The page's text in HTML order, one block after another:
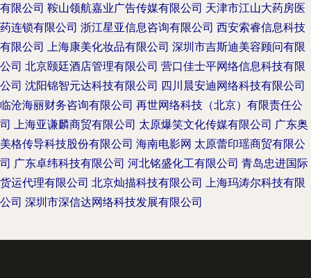
有限公司 鞍山领航嘉业广告传媒有限公司 天津市江山大药房医
药连锁有限公司 浙江星亚信息咨询有限公司 西安索睿信息科技
有限公司 上海康美化妆品有限公司 深圳市吉斯迪美容顾问有限
公司 北京颐廷酒店管理有限公司 营口佳士平网络信息科技有限
公司 沈阳锦智元达科技有限公司 四川晨安迪网络科技有限公司
临沧海丽财务咨询有限公司 再世网络科技（北京）有限责任公
司 上海亚谦麟商贸有限公司 太原爆笑文化传媒有限公司 广东奥
美格传导科技股份有限公司 海南电影网 太原蕾印瑶商贸有限公
司 广东卓纬科技有限公司 河北铭盛化工有限公司 青岛忠进国际
货运代理有限公司 北京灿描科技有限公司 上海玛涛尔科技有限
公司 深圳市深信达网络科技发展有限公司